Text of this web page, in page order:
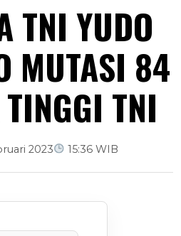
TNI YUDO
MUTASI 84
TNI
2023 15:36 WIB